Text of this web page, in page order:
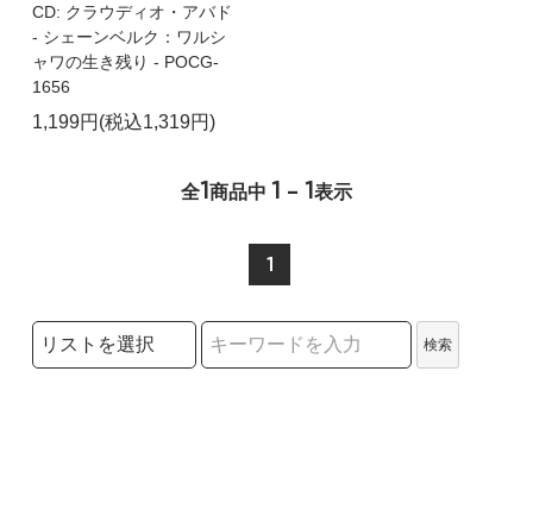
CD: クラウディオ・アバド
- シェーンベルク：ワルシ
ャワの生き残り - POCG-
1656
1,199円(税込1,319円)
全1商品中 1 - 1表示
1
検索リストの選択
検索